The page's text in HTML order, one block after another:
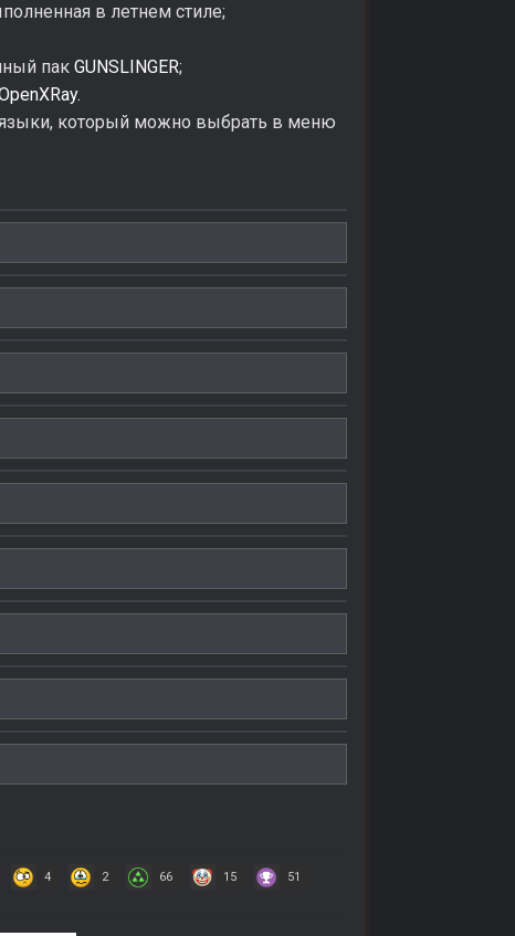
в летнем стиле;
пак GUNSLINGER;
языки, который можно выбрать в меню
4 2 66 15 51